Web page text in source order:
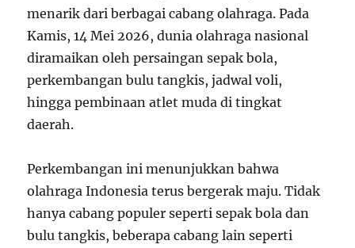
menarik dari berbagai cabang olahraga. Pada
Kamis, 14 Mei 2026, dunia olahraga nasional
diramaikan oleh persaingan sepak bola,
perkembangan bulu tangkis, jadwal voli,
hingga pembinaan atlet muda di tingkat
daerah.
Perkembangan ini menunjukkan bahwa
olahraga Indonesia terus bergerak maju. Tidak
hanya cabang populer seperti sepak bola dan
bulu tangkis, beberapa cabang lain seperti